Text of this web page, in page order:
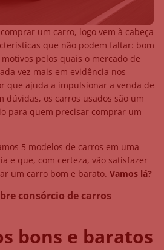
um carro, logo vem à cabeça
que não podem faltar: bom
pelos quais o mercado de
vez mais em evidência nos
que ajuda a impulsionar a venda de
dúvidas, os carros usados são um
para quem precisar comprar um
5 modelos de carros em uma
e que, com certeza, vão satisfazer
um carro bom e barato. Vamos lá?
consórcio de carros
bons e baratos